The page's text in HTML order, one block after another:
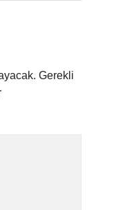
Gerekli